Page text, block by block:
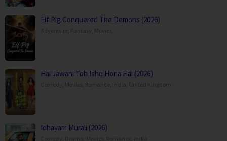
Elf Pig Conquered The Demons (2026)
Hai Jawani Toh Ishq Hona Hai (2026)
Idhayam Murali (2026)